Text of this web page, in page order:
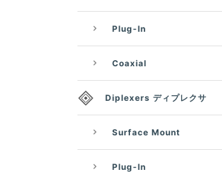
Plug-In
Coaxial
Diplexers ディプレクサ
Surface Mount
Plug-In